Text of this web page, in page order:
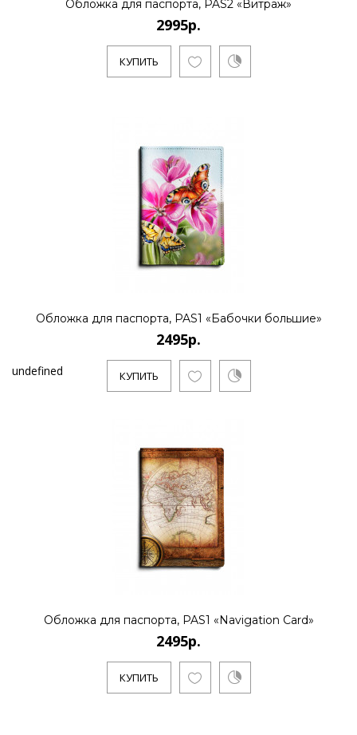
Обложка для паспорта, PAS2 «Витраж»
2995р.
КУПИТЬ
Обложка для паспорта, PAS1 «Бабочки большие»
2495р.
КУПИТЬ
undefined
Обложка для паспорта, PAS1 «Navigation Card»
2495р.
КУПИТЬ